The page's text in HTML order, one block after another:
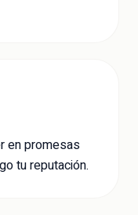
en promesas
tu reputación.